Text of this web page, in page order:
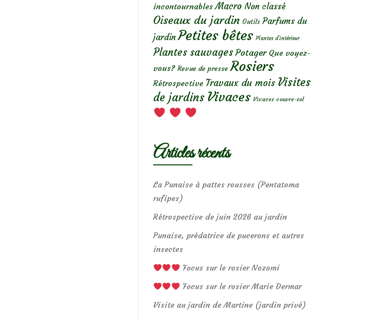
incontournables Macro Non classé
Oiseaux du jardin Outils Parfums du
jardin Petites bêtes Plantes d’intérieur
Plantes sauvages Potager Que voyez-
vous? Revue de presse Rosiers
Rétrospective Travaux du mois Visites
de jardins Vivaces Vivaces couvre-sol
Articles récents
La Punaise à pattes rousses (Pentatoma
rufipes)
Rétrospective de juin 2026 au jardin
Punaise, prédatrice de pucerons et autres
insectes
Focus sur le rosier Nozomi
Focus sur le rosier Marie Dermar
Visite au jardin de Martine (jardin privé)